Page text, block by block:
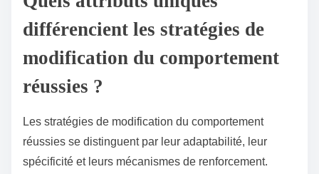
différencient les stratégies de
modification du comportement
réussies ?
Les stratégies de modification du comportement
réussies se distinguent par leur adaptabilité, leur
spécificité et leurs mécanismes de renforcement.